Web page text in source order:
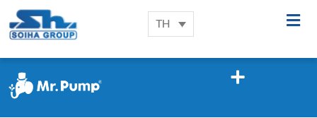
TH